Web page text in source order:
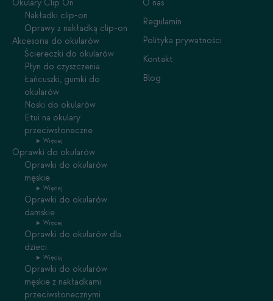
Okulary Clip On
Nakładki clip-on
Oprawy z nakładką clip-on
Akcesoria do okularów
Ściereczki do okularów
Płyn do czyszczenia
Łańcuszki, gumki do
okularów
Noski do okularów
Etui na okulary
przeciwsłoneczne
Więcej
Oprawki do okularów
Oprawki do okularów
męskie
Więcej
Oprawki do okularów
damskie
Więcej
Oprawki do okularów dla
dzieci
Więcej
Oprawki do okularów
męskie z nakładkami
przeciwsłonecznymi
O nas
Regulamin
Polityka prywatności
Kontakt
Blog